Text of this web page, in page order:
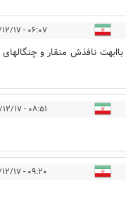
۰۶:۰۷ - ۱۴۰۰/۱۲/۱۷
باابهت نافذش منقار و
۰۸:۵۱ - ۱۴۰۰/۱۲/۱۷
۰۹:۲۰ - ۱۴۰۰/۱۲/۱۷